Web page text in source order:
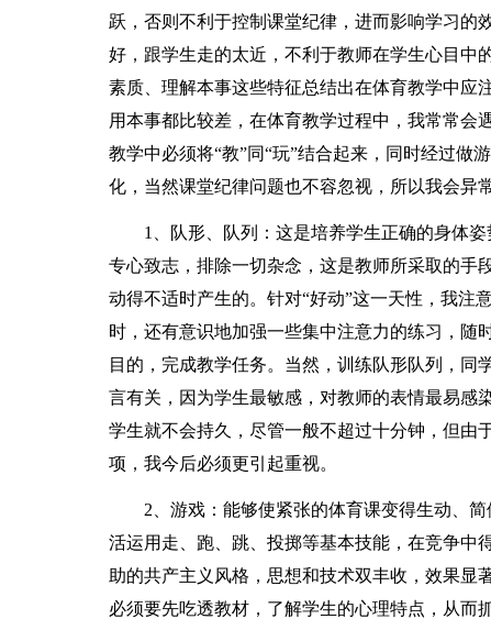
跃，否则不利于控制课堂纪律，进而影响学习的
好，跟学生走的太近，不利于教师在学生心目中
素质、理解本事这些特征总结出在体育教学中应
用本事都比较差，在体育教学过程中，我常常会
教学中必须将“教”同“玩”结合起来，同时经过做
化，当然课堂纪律问题也不容忽视，所以我会异
1、队形、队列：这是培养学生正确的身体
专心致志，排除一切杂念，这是教师所采取的手
动得不适时产生的。针对“好动”这一天性，我注
时，还有意识地加强一些集中注意力的练习，随
目的，完成教学任务。当然，训练队形队列，
言有关，因为学生最敏感，对教师的表情最易感
学生就不会持久，尽管一般不超过十分钟，但由
项，我今后必须更引起重视。
2、游戏：能够使紧张的体育课变得生动、
活运用走、跑、跳、投掷等基本技能，在竞争中
助的共产主义风格，思想和技术双丰收，效果显
必须要先吃透教材，了解学生的心理特点，从而